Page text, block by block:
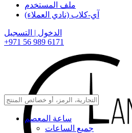
ملف المستخدم
آي-كلاب (نادي العملاء)
الدخول | التسجيل
+971 56 989 6171
ساعة المعصم
جميع الساعات